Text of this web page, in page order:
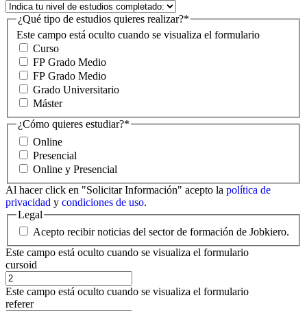
Este campo está oculto cuando se visualiza el formulario
¿Qué tipo de estudios quieres realizar?*
Curso
FP Grado Medio
FP Grado Medio
Grado Universitario
Máster
¿Cómo quieres estudiar?*
Online
Presencial
Online y Presencial
Al hacer click en "Solicitar Información" acepto la política de
privacidad y condiciones de uso.
Legal
Acepto recibir noticias del sector de formación de Jobkiero.
Este campo está oculto cuando se visualiza el formulario
cursoid
Este campo está oculto cuando se visualiza el formulario
referer